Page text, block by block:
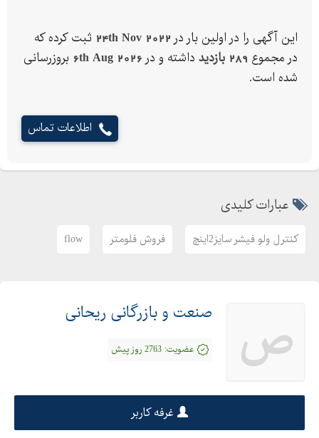
این آگهی را در اولین بار در 24th Nov 2022 ثبت کرده که
در مجموع 289 بازدید داشته و در 6th Aug 2026 بروزرسانی
شده است.
اطلاعات تماس
عبارات کلیدی
کنترل ولو فیشر سایز2اینچ فروش فلومتر flow
ص صنعت و بازرگانی ریحانی
عضویت: 2763 روز پیش
غرفه کاربر